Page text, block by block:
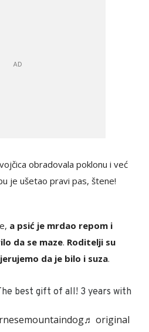
obradovala poklonu i već
je ušetao pravi pas, štene!
a psić je mrdao repom i
da se maze. Roditelji su
da je bilo i suza.
best gift of all! 3 years with
♬ original